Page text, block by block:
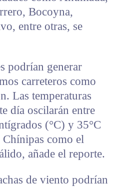
Bocoyna,
entre otras, se
podrían generar
carreteros como
Las temperaturas
día oscilarán entre
(°C) y 35°C
Chínipas como el
añade el reporte.
de viento podrían